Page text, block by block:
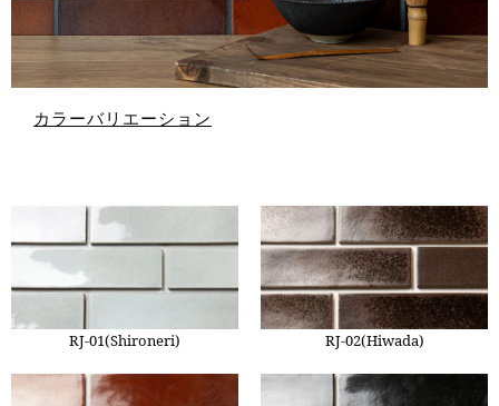
カラーバリエーション
RJ-01(Shironeri) RJ-02(Hiwada)